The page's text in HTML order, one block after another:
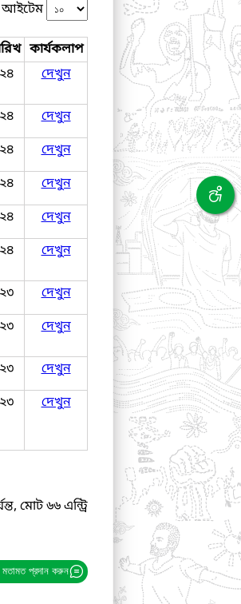
আইটেম
কার্যকলাপ
দেখুন
দেখুন
দেখুন
দেখুন
দেখুন
দেখুন
দেখুন
দেখুন
দেখুন
দেখুন
মোট ৬৬ এন্ট্রি
প্রদান করুন